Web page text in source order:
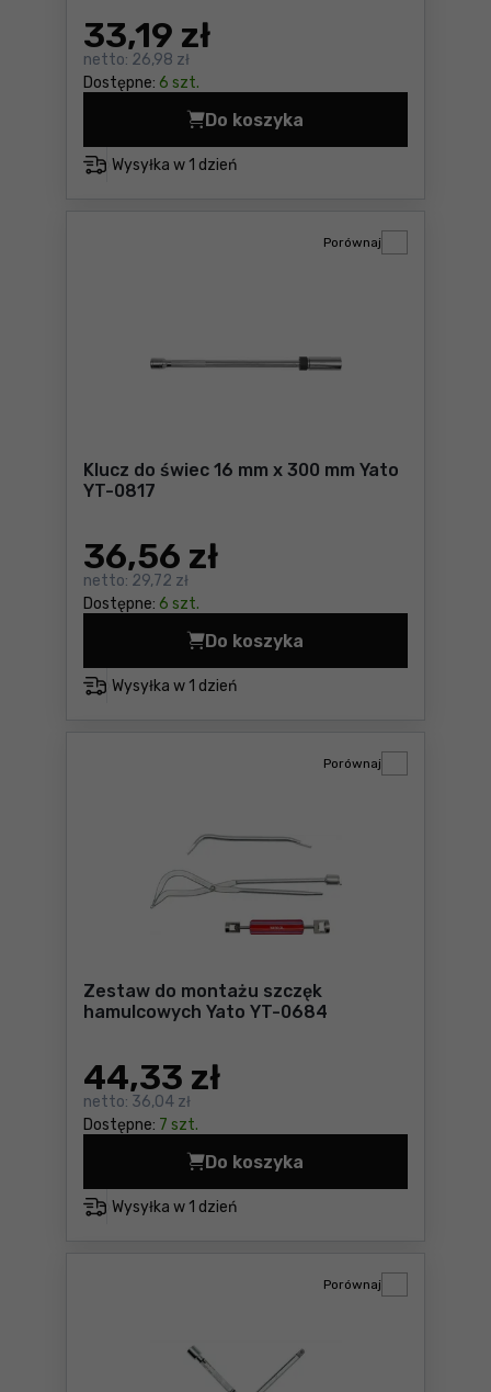
33,19 zł
netto: 26,98 zł
Dostępne: 6 szt.
Wysyłka w 1 dzień
Do koszyka
Klucz do świec 18 mm x 300
Klucz do świec 16 mm x 300 mm Yato
YT-0817
36,56 zł
netto: 29,72 zł
Dostępne: 6 szt.
Porównaj
Wysyłka w 1 dzień
Do koszyka
Klucz do świec 16 mm x
Zestaw do montażu szczęk
hamulcowych Yato YT-0684
44,33 zł
netto: 36,04 zł
Dostępne: 7 szt.
Porównaj
Wysyłka w 1 dzień
Do koszyka
Zestaw do montażu szczęk
Porównaj